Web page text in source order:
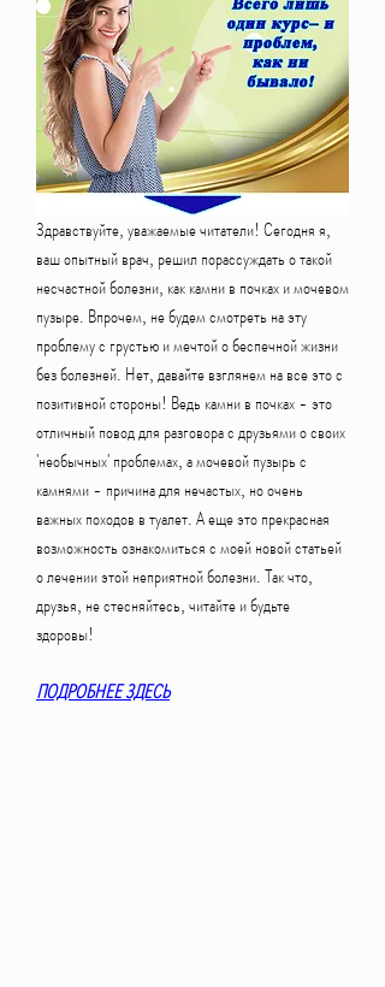
Здравствуйте, уважаемые читатели! Сегодня я,
ваш опытный врач, решил порассуждать о такой
несчастной болезни, как камни в почках и мочевом
пузыре. Впрочем, не будем смотреть на эту
проблему с грустью и мечтой о беспечной жизни
без болезней. Нет, давайте взглянем на все это с
позитивной стороны! Ведь камни в почках - это
отличный повод для разговора с друзьями о своих
'необычных' проблемах, а мочевой пузырь с
камнями - причина для нечастых, но очень
важных походов в туалет. А еще это прекрасная
возможность ознакомиться с моей новой статьей
о лечении этой неприятной болезни. Так что,
друзья, не стесняйтесь, читайте и будьте
здоровы!
ПОДРОБНЕЕ ЗДЕСЬ